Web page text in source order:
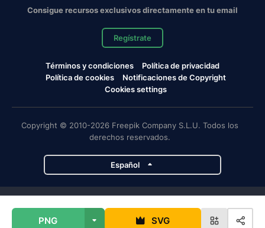
PNG SVG
Consigue recursos exclusivos directamente en tu email
Regístrate
Términos y condiciones
Política de privacidad
Política de cookies
Notificaciones de Copyright
Cookies settings
Copyright © 2010-2026 Freepik Company S.L.U. Todos los
derechos reservados.
Español